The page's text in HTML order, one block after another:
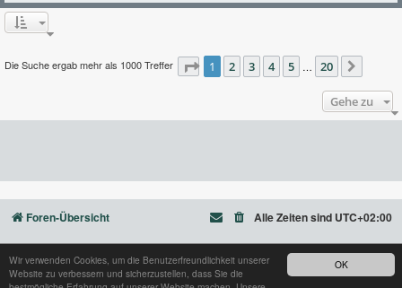
OK
Wir verwenden Cookies, um die Benutzerfreundlichkeit unserer
Website zu verbessern und sicherzustellen, dass Sie die
Die Suche ergab mehr als 1000 Treffer Seite1 von 20
1 2 3 4 5 … 20
Gehe zu
Foren-Übersicht Alle Zeiten sind UTC+02:00
Powered byphpBB® Forum Software © phpBB Limited